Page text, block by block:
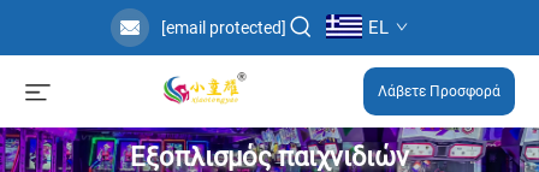
[email protected] EL
Λάβετε Προσφορά
Εξοπλισμός παιχνιδιών